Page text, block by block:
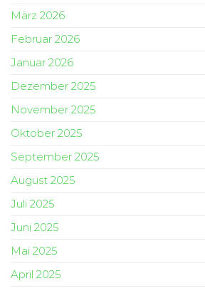
März 2026
Februar 2026
Januar 2026
Dezember 2025
November 2025
Oktober 2025
September 2025
August 2025
Juli 2025
Juni 2025
Mai 2025
April 2025